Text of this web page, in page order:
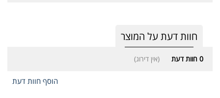
חוות דעת על המוצר
0 חוות דעת (אין דירוג)
הוסף חוות דעת